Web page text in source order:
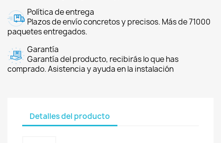
Política de entrega
Plazos de envío concretos y precisos. Más de 71000
paquetes entregados.
Garantía
Garantía del producto, recibirás lo que has
comprado. Asistencia y ayuda en la instalación
Detalles del producto